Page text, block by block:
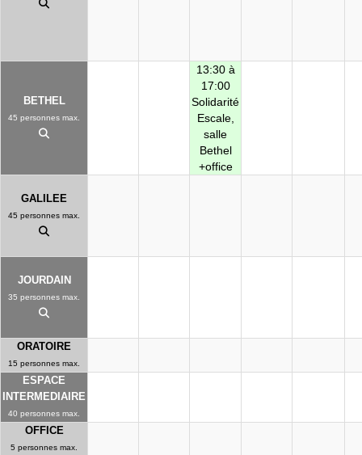
BETHEL
45 personnes max.
13:30 à
17:00
Solidarité
Escale,
salle
Bethel
+office
GALILEE
45 personnes max.
JOURDAIN
35 personnes max.
ORATOIRE
15 personnes max.
ESPACE
INTERMEDIAIRE
40 personnes max.
OFFICE
5 personnes max.